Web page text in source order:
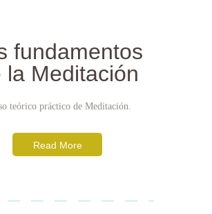
fundamentos
la Meditación
teórico práctico de Meditación.
Read More